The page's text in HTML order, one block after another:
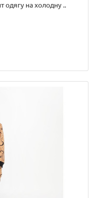
одягу на холодну ..